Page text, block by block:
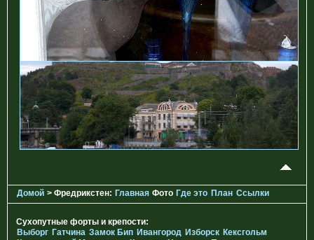
Домой > Фредрикстен: Главная Фото Где это План Ссылки
Сухопутные форты и крепости:
Выборг Гатчина Замок Бип Ивангород Изборск Кексгольм